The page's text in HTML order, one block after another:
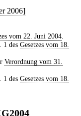
2006]
vom 22. Juni 2004.
1 des Gesetzes vom 18.
Verordnung vom 31.
1 des Gesetzes vom 18.